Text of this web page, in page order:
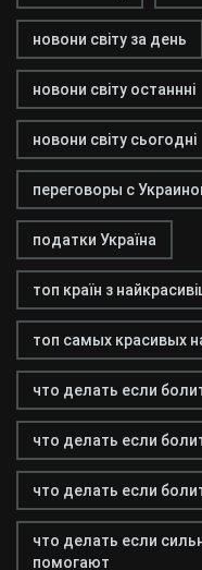
новони світу за день
новони світу останнні
новони світу сьогодні
переговоры с
податки Україна
топ країн з
топ самых красивых
что делать если
что делать если
что делать если
что делать если
помогают